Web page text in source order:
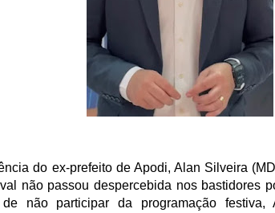
do ex-prefeito de Apodi, Alan Silveira
não passou despercebida nos bastidores
não participar da programação festiva,